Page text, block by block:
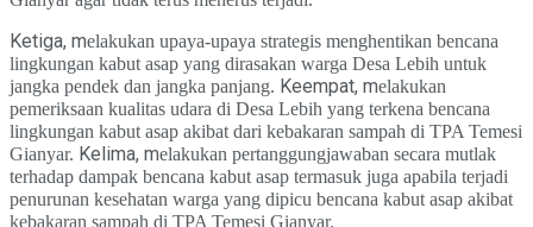
Ketiga, melakukan upaya-upaya strategis menghentikan bencana
lingkungan kabut asap yang dirasakan warga Desa Lebih untuk
jangka pendek dan jangka panjang. Keempat, melakukan
pemeriksaan kualitas udara di Desa Lebih yang terkena bencana
lingkungan kabut asap akibat dari kebakaran sampah di TPA Temesi
Gianyar. Kelima, melakukan pertanggungjawaban secara mutlak
terhadap dampak bencana kabut asap termasuk juga apabila terjadi
penurunan kesehatan warga yang dipicu bencana kabut asap akibat
kebakaran sampah di TPA Temesi Gianyar.